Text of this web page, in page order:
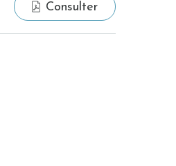
Consulter